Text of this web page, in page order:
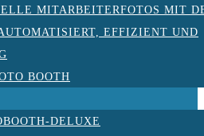
MITARBEITERFOTOS MIT
EFFIZIENT UND
BOOTH
DELUXE